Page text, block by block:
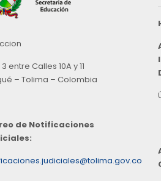
entre Calles 10A y 11
– Tolima – Colombia
de Notificaciones